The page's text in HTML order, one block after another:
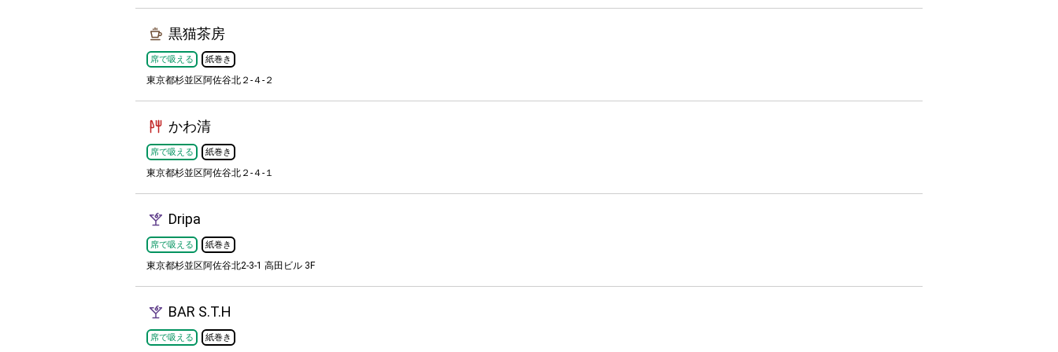
黒猫茶房
席で吸える 紙巻き
東京都杉並区阿佐谷北２-４-２
かわ清
席で吸える 紙巻き
東京都杉並区阿佐谷北２-４-１
Dripa
席で吸える 紙巻き
東京都杉並区阿佐谷北2-3-1 高田ビル 3F
BAR S.T.H
席で吸える 紙巻き